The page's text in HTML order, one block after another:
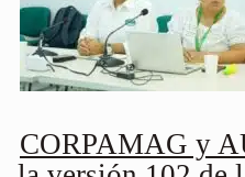
CORPAMAG y